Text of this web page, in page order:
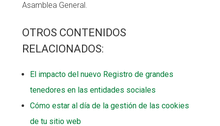
Asamblea General.
OTROS CONTENIDOS
RELACIONADOS:
El impacto del nuevo Registro de grandes
tenedores en las entidades sociales
Cómo estar al día de la gestión de las cookies
de tu sitio web